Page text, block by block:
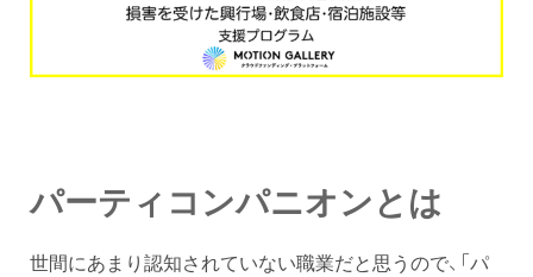
パーティコンパニオンとは
世間にあまり認知されていない職業だと思うので、「パ